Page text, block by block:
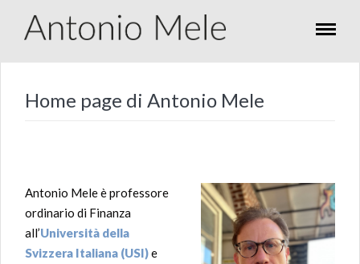
Home page di Antonio Mele
Antonio Mele è professore
ordinario di Finanza
all’Università della
Svizzera Italiana (USI)e